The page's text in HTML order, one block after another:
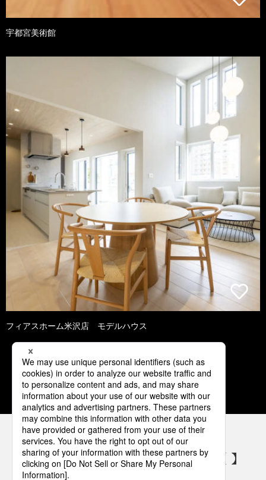
宇都宮美術館
フィアスホーム米沢店 モデルハウス
1 2 3 4 5
パナソニックの電気設備 SNSアカウント